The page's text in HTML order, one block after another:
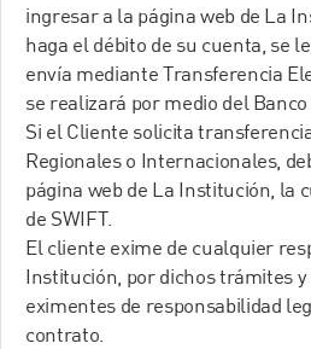
ingresar a la página web de La
haga el débito de su cuenta, se
envía mediante Transferencia
se realizará por medio del Banco
Si el Cliente solicita
Regionales o Internacionales,
página web de La Institución, la
de SWIFT.
El cliente exime de cualquier
Institución, por dichos trámites y
eximentes de responsabilidad
contrato.